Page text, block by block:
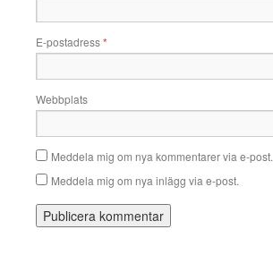
E-postadress*
Webbplats
Meddela mig om nya kommentarer via e-post.
Meddela mig om nya inlägg via e-post.